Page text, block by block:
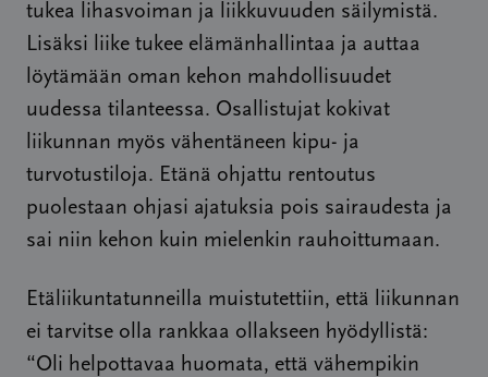
tukea lihasvoiman ja liikkuvuuden säilymistä.
Lisäksi liike tukee elämänhallintaa ja auttaa
löytämään oman kehon mahdollisuudet
uudessa tilanteessa. Osallistujat kokivat
liikunnan myös vähentäneen kipu- ja
turvotustiloja. Etänä ohjattu rentoutus
puolestaan ohjasi ajatuksia pois sairaudesta ja
sai niin kehon kuin mielenkin rauhoittumaan.
Etäliikuntatunneilla muistutettiin, että liikunnan
ei tarvitse olla rankkaa ollakseen hyödyllistä:
“Oli helpottavaa huomata, että vähempikin